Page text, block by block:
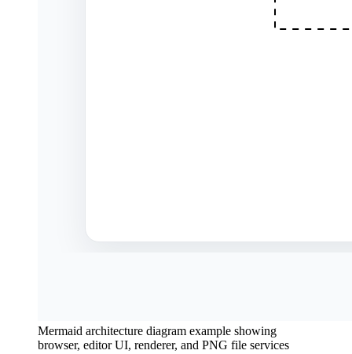
Mermaid architecture diagram example showing
browser, editor UI, renderer, and PNG file services